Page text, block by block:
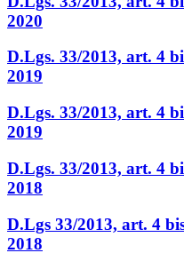
2020
D.Lgs. 33/2013, art. 4
2019
D.Lgs. 33/2013, art. 4
2019
D.Lgs. 33/2013, art. 4
2018
D.Lgs 33/2013, art. 4
2018